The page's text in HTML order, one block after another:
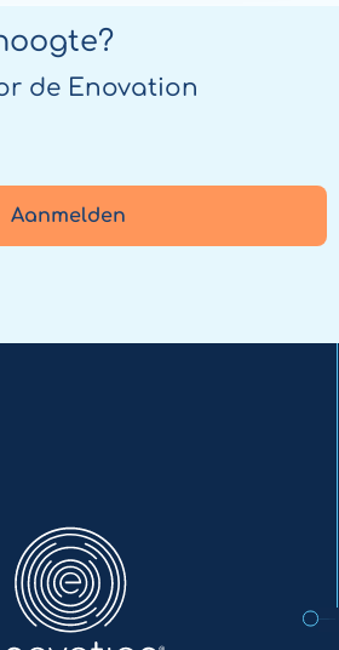
de Enovation
Aanmelden